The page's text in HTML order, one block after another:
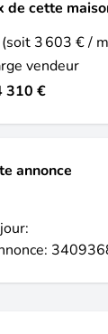
- Réf.
de cette
(soit 3 603 € /
vendeur
310 €
annonce